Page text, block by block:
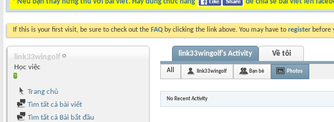
If this is your first visit, be sure to check out the FAQ by clicking the link above. You may have to register before
link33wingolf
Học việc
Trang chủ
Tìm tất cả bài viết
Tìm tất cả Bài bắt đầu
link33wingolf's Activity Về tôi
All link33wingolf Bạn bè Photos
No Recent Activity